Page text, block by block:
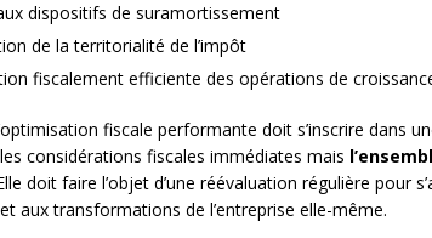
dispositifs de suramortissement
de la territorialité de l’impôt
fiscalement efficiente des opérations de
fiscale performante doit s’inscrire dans
considérations fiscales immédiates mais
doit faire l’objet d’une réévaluation régulière pour
aux transformations de l’entreprise elle-même.